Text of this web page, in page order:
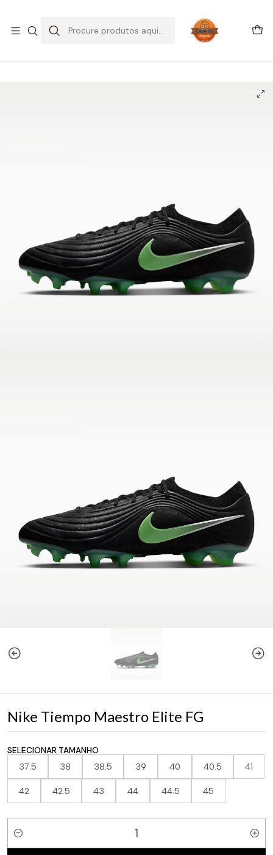
Início CHUTEIRAS
Chuteiras Campo | FG
Nike Tiempo Maestro Elite FG
SELECIONAR TAMANHO
37.5 38 38.5 39 40 40.5 41
42 42.5 43 44 44.5 45
Quantidade